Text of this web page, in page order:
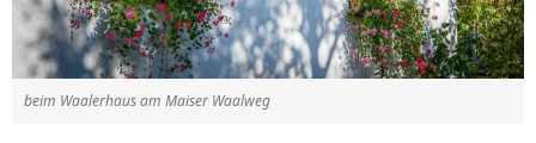
beim Waalerhaus am Maiser Waalweg